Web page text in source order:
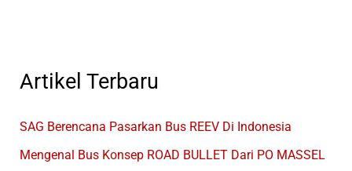
Artikel Terbaru
SAG Berencana Pasarkan Bus REEV Di Indonesia
Mengenal Bus Konsep ROAD BULLET Dari PO MASSEL